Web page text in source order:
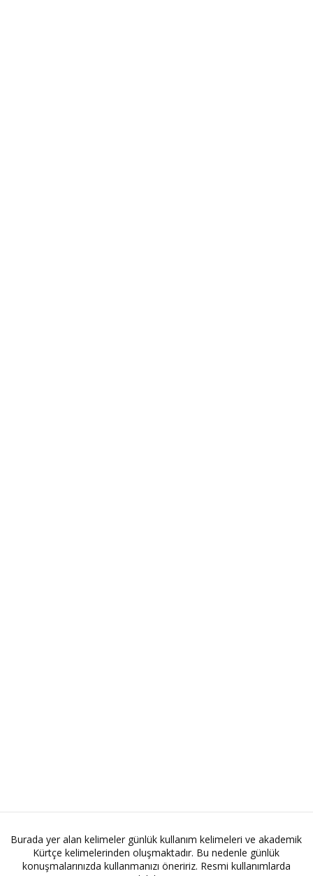
Burada yer alan kelimeler günlük kullanım kelimeleri ve akademik
Kürtçe kelimelerinden oluşmaktadır. Bu nedenle günlük
konuşmalarınızda kullanmanızı öneririz. Resmi kullanımlarda